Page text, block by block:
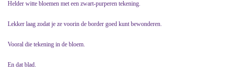
Helder witte bloemen met een zwart-purperen tekening.
Lekker laag zodat je ze voorin de border goed kunt bewonderen.
Vooral die tekening in de bloem.
En dat blad.